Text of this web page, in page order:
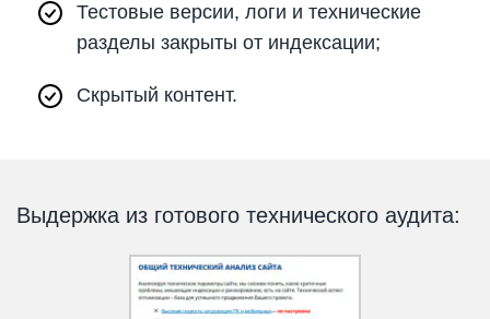
Тестовые версии, логи и технические
разделы закрыты от индексации;
Скрытый контент.
Выдержка из готового технического аудита: